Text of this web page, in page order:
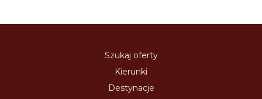
Szukaj oferty
Kierunki
Destynacje